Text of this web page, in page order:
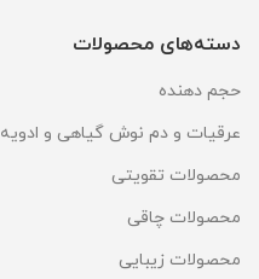
دسته‌های محصولات
حجم دهنده
عرقیات و دم نوش گیاهی و ادویه
محصولات تقویتی
محصولات چاقی
محصولات زیبایی